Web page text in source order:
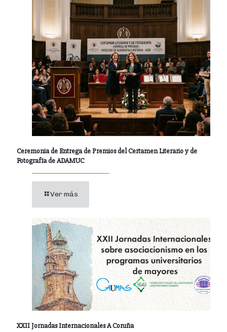
Ceremonia de Entrega de Premios del Certamen Literario y de
Fotografía de ADAMUC
Ver más
XXII Jornadas Internacionales A Coruña